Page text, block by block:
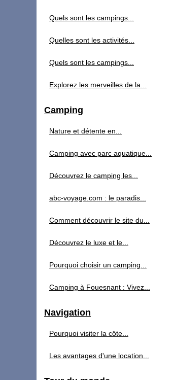
Quels sont les campings...
Quelles sont les activités...
Quels sont les campings...
Explorez les merveilles de la...
Camping
Nature et détente en...
Camping avec parc aquatique...
Découvrez le camping les...
abc-voyage.com : le paradis...
Comment découvrir le site du...
Découvrez le luxe et le...
Pourquoi choisir un camping...
Camping à Fouesnant : Vivez...
Navigation
Pourquoi visiter la côte...
Les avantages d'une location...